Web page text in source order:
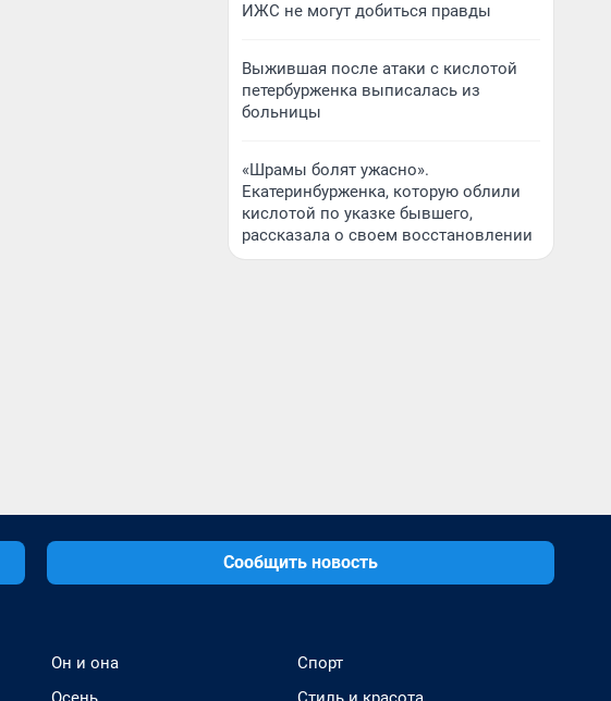
ИЖС не могут добиться правды
Выжившая после атаки с кислотой
петербурженка выписалась из
больницы
«Шрамы болят ужасно».
Екатеринбурженка, которую облили
кислотой по указке бывшего,
рассказала о своем восстановлении
Сообщить новость
Он и она
Спорт